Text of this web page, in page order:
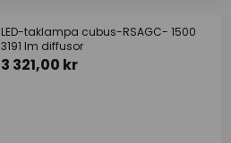
LED-taklampa cubus-RSAGC- 1500
3191 lm diffusor
3 321,00 kr